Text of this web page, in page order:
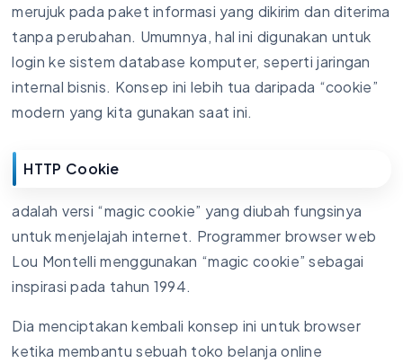
merujuk pada paket informasi yang dikirim dan diterima
tanpa perubahan. Umumnya, hal ini digunakan untuk
login ke sistem database komputer, seperti jaringan
internal bisnis. Konsep ini lebih tua daripada “cookie”
modern yang kita gunakan saat ini.
HTTP Cookie
adalah versi “magic cookie” yang diubah fungsinya
untuk menjelajah internet. Programmer browser web
Lou Montelli menggunakan “magic cookie” sebagai
inspirasi pada tahun 1994.
Dia menciptakan kembali konsep ini untuk browser
ketika membantu sebuah toko belanja online